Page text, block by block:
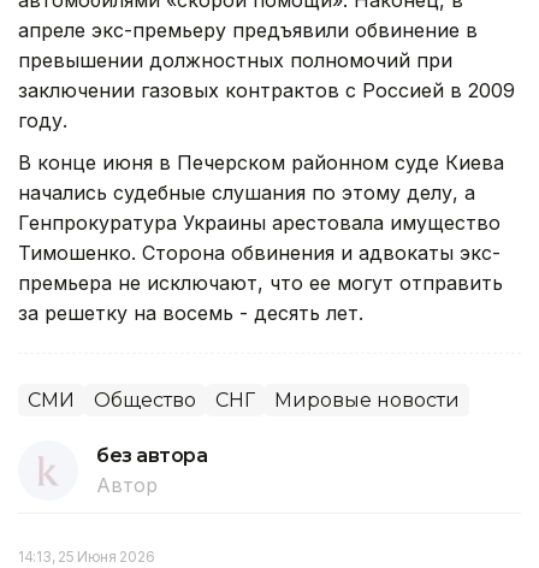
апреле экс-премьеру предъявили обвинение в
превышении должностных полномочий при
заключении газовых контрактов с Россией в 2009
году.
В конце июня в Печерском районном суде Киева
начались судебные слушания по этому делу, а
Генпрокуратура Украины арестовала имущество
Тимошенко. Сторона обвинения и адвокаты экс-
премьера не исключают, что ее могут отправить
за решетку на восемь - десять лет.
СМИ Общество СНГ Мировые новости
без автора
Автор
14:13, 25 Июня 2026